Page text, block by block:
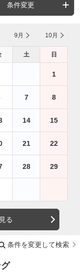
条件変更
9月 10月
土 日
1
7 8
14 15
21 22
28 29
る
条件を変更して検索